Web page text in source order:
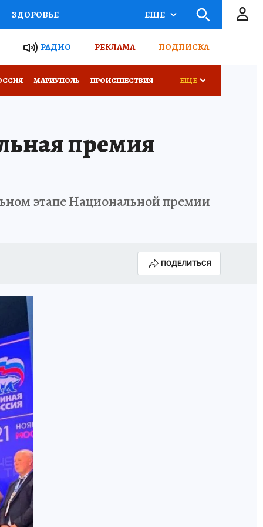
ЗДОРОВЬЕ
РОССИИ
ЕЩЕ
РАДИО РЕКЛАМА ПОДПИСКА
МАРИУПОЛЬ ПРОИСШЕСТВИЯ ЕЩЕ
премия
этапе Национальной премии
ПОДЕЛИТЬСЯ